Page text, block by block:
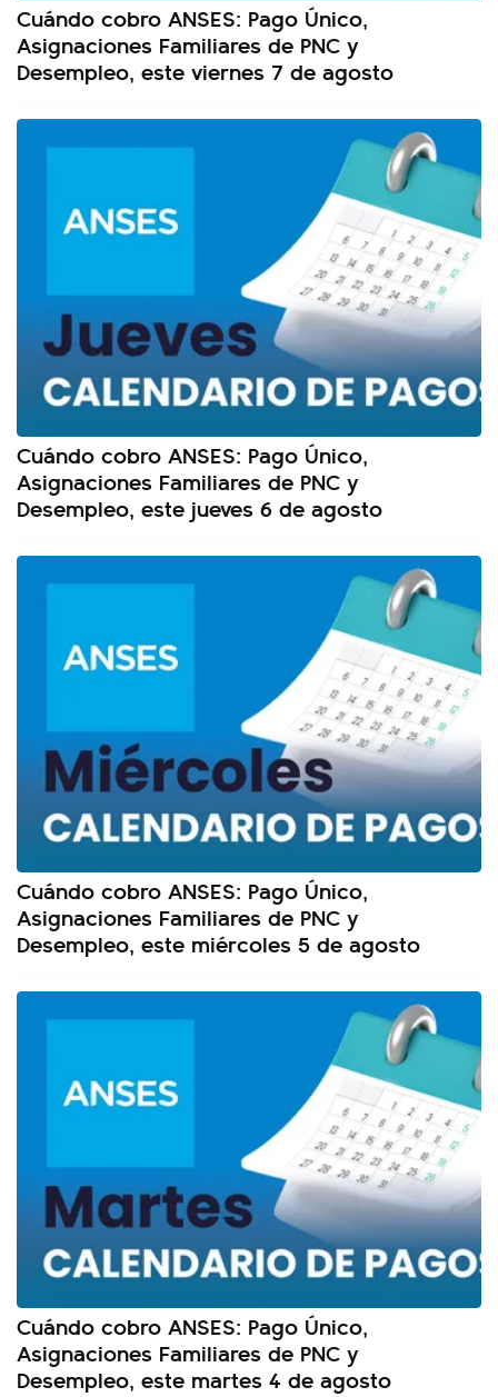
Cuándo cobro ANSES: Pago Único,
Asignaciones Familiares de PNC y
Desempleo, este viernes 7 de agosto
Cuándo cobro ANSES: Pago Único,
Asignaciones Familiares de PNC y
Desempleo, este jueves 6 de agosto
Cuándo cobro ANSES: Pago Único,
Asignaciones Familiares de PNC y
Desempleo, este miércoles 5 de agosto
Cuándo cobro ANSES: Pago Único,
Asignaciones Familiares de PNC y
Desempleo, este martes 4 de agosto